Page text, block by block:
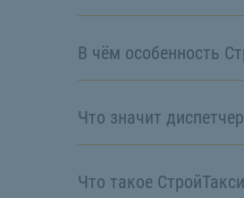
В чём особенность
Что значит
Что такое